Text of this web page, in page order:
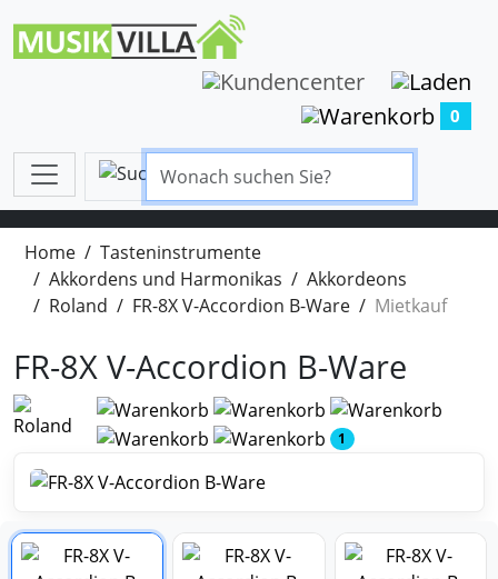
0
Home
Tasteninstrumente
Akkordens und Harmonikas
Akkordeons
Roland
FR-8X V-Accordion B-Ware Mietkauf
FR-8X V-Accordion B-Ware
1